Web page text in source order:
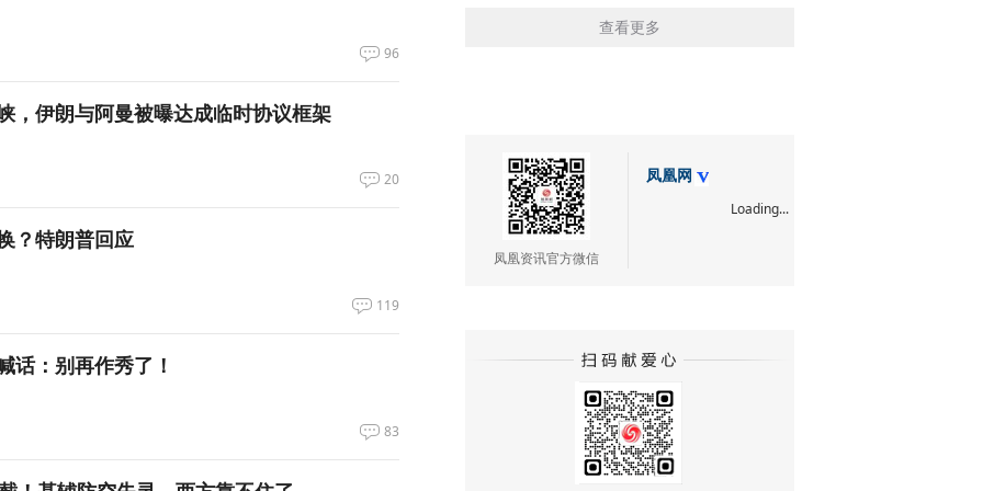
96
，伊朗与阿曼被曝达成临时协议框架
20
？特朗普回应
119
话：别再作秀了！
83
查看更多
凤凰资讯官方微信
凤凰网
Loading...